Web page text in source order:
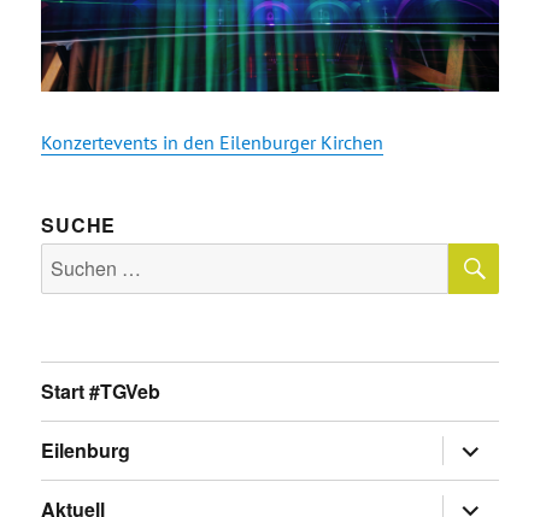
Konzertevents in den Eilenburger Kirchen
SUCHE
Suche
nach:
Start #TGVeb
Eilenburg
anzeigen
Aktuell